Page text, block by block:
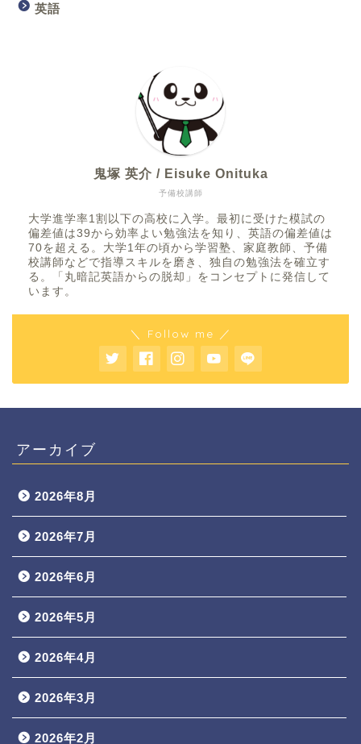
英語
予備校講師
鬼塚 英介 / Eisuke Onituka
大学進学率1割以下の高校に入学。最初に受けた模試の
偏差値は39から効率よい勉強法を知り、英語の偏差値は
70を超える。大学1年の頃から学習塾、家庭教師、予備
校講師などで指導スキルを磨き、独自の勉強法を確立す
る。「丸暗記英語からの脱却」をコンセプトに発信して
います。
＼ Follow me ／
アーカイブ
2026年8月
2026年7月
2026年6月
2026年5月
2026年4月
2026年3月
2026年2月